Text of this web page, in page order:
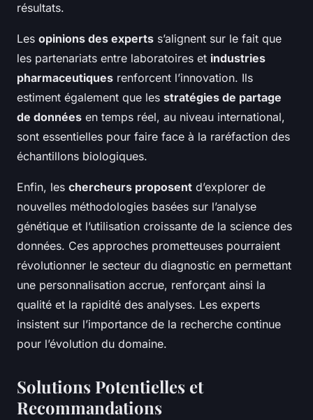
résultats.
Les opinions des experts s’alignent sur le fait que
les partenariats entre laboratoires et industries
pharmaceutiques renforcent l’innovation. Ils
estiment également que les stratégies de partage
de données en temps réel, au niveau international,
sont essentielles pour faire face à la raréfaction des
échantillons biologiques.
Enfin, les chercheurs proposent d’explorer de
nouvelles méthodologies basées sur l’analyse
génétique et l’utilisation croissante de la science des
données. Ces approches prometteuses pourraient
révolutionner le secteur du diagnostic en permettant
une personnalisation accrue, renforçant ainsi la
qualité et la rapidité des analyses. Les experts
insistent sur l’importance de la recherche continue
pour l’évolution du domaine.
Solutions Potentielles et
Recommandations